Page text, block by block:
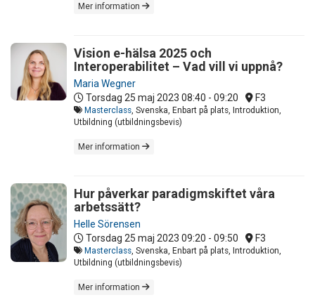
Mer information
Vision e-hälsa 2025 och
Interoperabilitet – Vad vill vi uppnå?
Maria Wegner
Torsdag 25 maj 2023 08:40 - 09:20 F3
Masterclass, Svenska, Enbart på plats, Introduktion,
Utbildning (utbildningsbevis)
Mer information
Hur påverkar paradigmskiftet våra
arbetssätt?
Helle Sörensen
Torsdag 25 maj 2023 09:20 - 09:50 F3
Masterclass, Svenska, Enbart på plats, Introduktion,
Utbildning (utbildningsbevis)
Mer information